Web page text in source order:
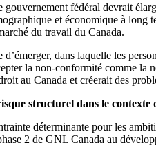
fédéral devrait
et économique à long
du travail du Canada.
dans laquelle les
la non-conformité comme la
au Canada et créerait des
structurel dans le contexte
déterminante pour les
2 de GNL Canada au